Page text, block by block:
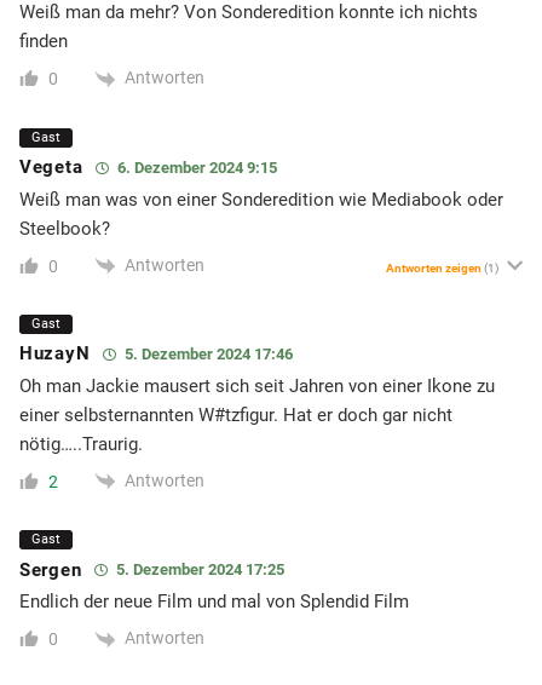
Weiß man da mehr? Von Sonderedition konnte ich nichts
finden
0 Antworten
Gast
Vegeta 6. Dezember 2024 9:15
Weiß man was von einer Sonderedition wie Mediabook oder
Steelbook?
0 Antworten Antworten zeigen (1)
Gast
HuzayN 5. Dezember 2024 17:46
Oh man Jackie mausert sich seit Jahren von einer Ikone zu
einer selbsternannten W#tzfigur. Hat er doch gar nicht
nötig…..Traurig.
2 Antworten
Gast
Sergen 5. Dezember 2024 17:25
Endlich der neue Film und mal von Splendid Film
0 Antworten